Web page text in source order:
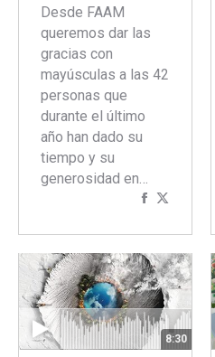
Desde FAAM
queremos dar las
gracias con
mayúsculas a las 42
personas que
durante el último
año han dado su
tiempo y su
generosidad en…
Compartir
Facebook
Twitter
8:30